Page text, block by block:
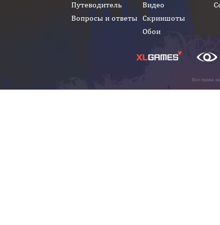
Путеводитель
Вопросы и ответы
Видео
Скриншоты
Обои
Все права